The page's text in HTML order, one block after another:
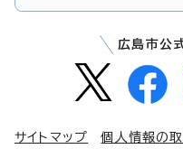
広島市公
サイトマップ 個人情報の